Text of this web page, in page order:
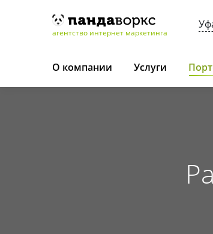
агентство интернет маркетинга
О компании Услуги